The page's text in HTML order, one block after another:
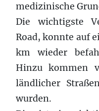
medizinische
Die wichtigste
Road, konnte auf
km wieder
Hinzu kommen
ländlicher
wurden.